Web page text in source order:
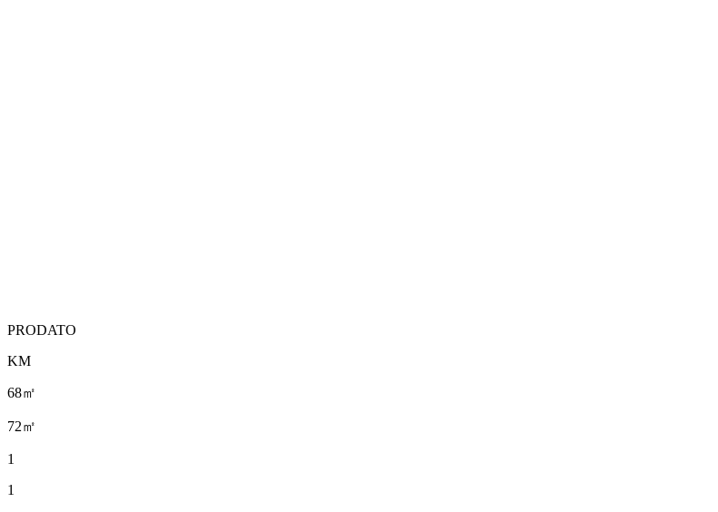
PRODATO
KM
68㎡
72㎡
1
1